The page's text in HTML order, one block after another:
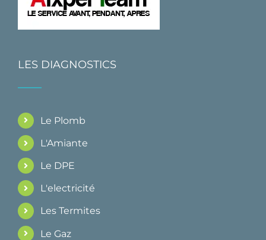
LES DIAGNOSTICS
Le Plomb
L'Amiante
Le DPE
L'electricité
Les Termites
Le Gaz